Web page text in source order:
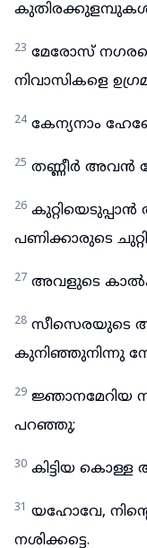
23 മേരോസ്
നിവാസികളെ
24 കേന്യനാം
25 തണ്ണീർ അവൻ
26
പണിക്കാരുടെ
27 അവളുടെ
28 സീസെരയുടെ
കുനിഞ്ഞുനിന്നു
29 ജ്ഞാനമേറിയ
പറഞ്ഞു;
30 കിട്ടിയ
31 യഹോവേ,
നശിക്കട്ടെ.